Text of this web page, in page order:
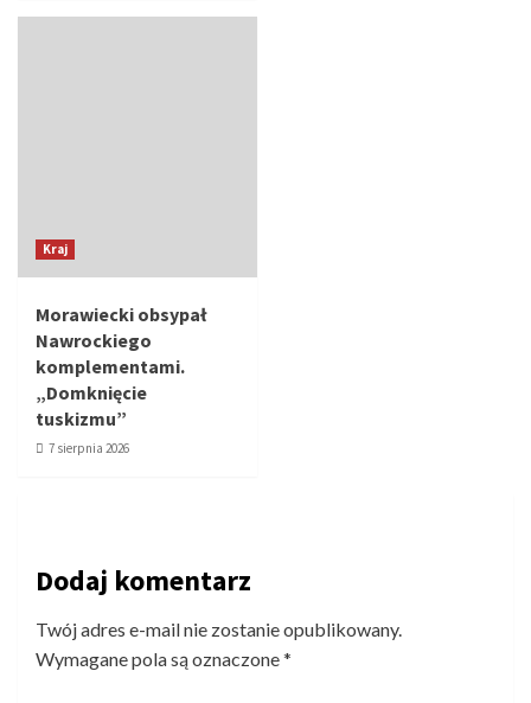
Kraj
Morawiecki obsypał
Nawrockiego
komplementami.
„Domknięcie
tuskizmu”
7 sierpnia 2026
Dodaj komentarz
Twój adres e-mail nie zostanie opublikowany.
Wymagane pola są oznaczone*